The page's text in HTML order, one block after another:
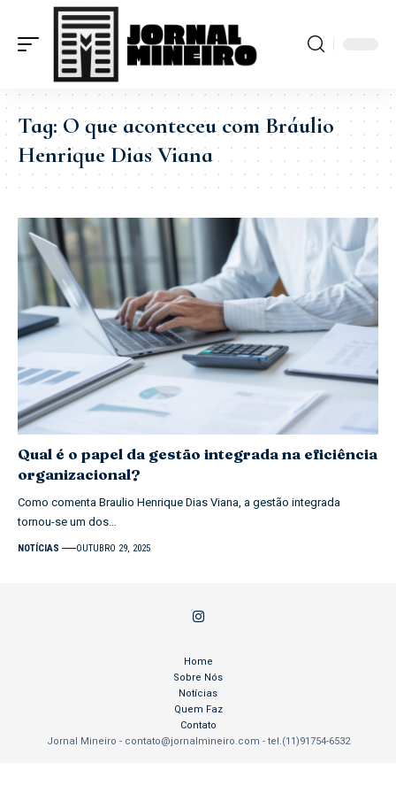
Tag:O que aconteceu com Bráulio
Henrique Dias Viana
Qual é o papel da gestão integrada na eficiência
organizacional?
Como comenta Braulio Henrique Dias Viana, a gestão integrada
tornou-se um dos…
NOTÍCIAS OUTUBRO 29, 2025
Jornal Mineiro - contato@jornalmineiro.com - tel.(11)91754-6532
Home
Sobre Nós
Notícias
Quem Faz
Contato